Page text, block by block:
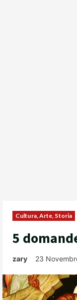
Cultura, Arte, Storia
5
zary 23